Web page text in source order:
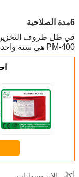
6مدة الصلاحية
PM-400 هي سنة واحدة من تاريخ الإنتاج.